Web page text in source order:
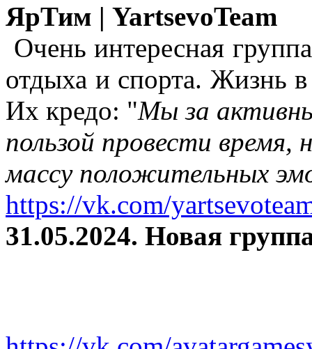
ЯрТим | YartsevoTeam
Очень интересная
отдыха и спорта. Жизнь
Их кредо: "Мы за
пользой провести время,
массу положительных
https://vk.com/
31.05.2024. Новая